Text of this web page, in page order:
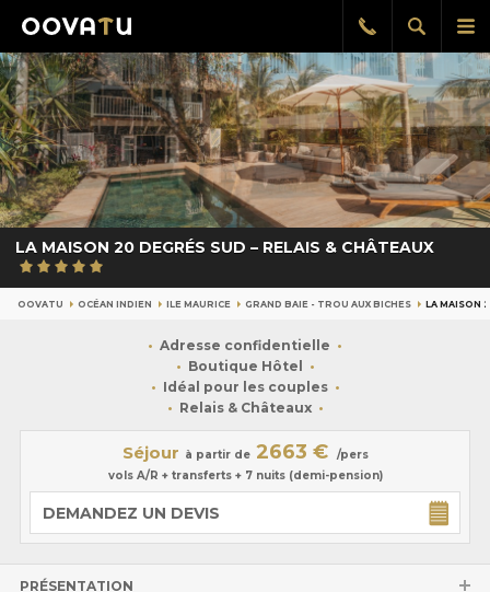
le
Afficher
la
Rappel
gratuit
LA MAISON 20 DEGRÉS SUD – RELAIS & CHÂTEAUX
OOVATU OCÉAN INDIEN ILE MAURICE GRAND BAIE - TROU AUX BICHES LA MAISON
Adresse confidentielle
Boutique Hôtel
Idéal pour les couples
Relais & Châteaux
Séjour à partir de 2663 €
/pers
vols A/R + transferts + 7 nuits (demi-pension)
DEMANDEZ UN DEVIS
PRÉSENTATION